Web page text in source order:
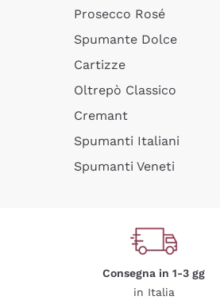
Prosecco Rosé
Spumante Dolce
Cartizze
Oltrepò Classico
Cremant
Spumanti Italiani
Spumanti Veneti
Consegna in 1-3 gg
in Italia